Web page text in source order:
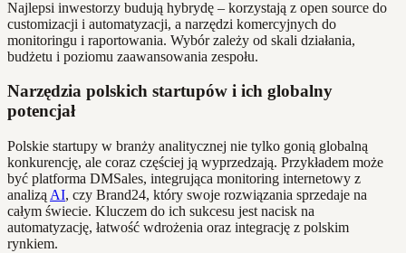
Najlepsi inwestorzy budują hybrydę – korzystają z open source do
customizacji i automatyzacji, a narzędzi komercyjnych do
monitoringu i raportowania. Wybór zależy od skali działania,
budżetu i poziomu zaawansowania zespołu.
Narzędzia polskich startupów i ich globalny
potencjał
Polskie startupy w branży analitycznej nie tylko gonią globalną
konkurencję, ale coraz częściej ją wyprzedzają. Przykładem może
być platforma DMSales, integrująca monitoring internetowy z
analizą AI, czy Brand24, który swoje rozwiązania sprzedaje na
całym świecie. Kluczem do ich sukcesu jest nacisk na
automatyzację, łatwość wdrożenia oraz integrację z polskim
rynkiem.